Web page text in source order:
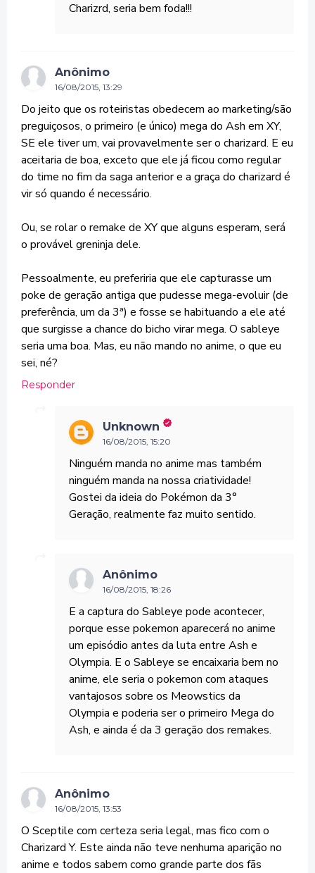
Charizrd, seria bem foda!!!
Anônimo
16/08/2015, 13:29
Do jeito que os roteiristas obedecem ao marketing/são
preguiçosos, o primeiro (e único) mega do Ash em XY,
SE ele tiver um, vai provavelmente ser o charizard. E eu
aceitaria de boa, exceto que ele já ficou como regular
do time no fim da saga anterior e a graça do charizard é
vir só quando é necessário.
Ou, se rolar o remake de XY que alguns esperam, será
o provável greninja dele.
Pessoalmente, eu preferiria que ele capturasse um
poke de geração antiga que pudesse mega-evoluir (de
preferência, um da 3ª) e fosse se habituando a ele até
que surgisse a chance do bicho virar mega. O sableye
seria uma boa. Mas, eu não mando no anime, o que eu
sei, né?
Responder
Unknown
16/08/2015, 15:20
Ninguém manda no anime mas também
ninguém manda na nossa criatividade!
Gostei da ideia do Pokémon da 3°
Geração, realmente faz muito sentido.
Anônimo
16/08/2015, 18:26
E a captura do Sableye pode acontecer,
porque esse pokemon aparecerá no anime
um episódio antes da luta entre Ash e
Olympia. E o Sableye se encaixaria bem no
anime, ele seria o pokemon com ataques
vantajosos sobre os Meowstics da
Olympia e poderia ser o primeiro Mega do
Ash, e ainda é da 3 geração dos remakes.
Anônimo
16/08/2015, 13:53
O Sceptile com certeza seria legal, mas fico com o
Charizard Y. Este ainda não teve nenhuma aparição no
anime e todos sabem como grande parte dos fãs